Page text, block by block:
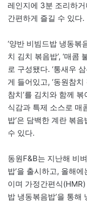
레인지에 3분 조리하
간편하게 즐길 수 있다.
‘양반 비빔드밥 냉동볶
치 김치 볶음밥’, ‘매콤
로 구성됐다. ‘통새우
게 들어있고, ‘동원참치
참치’를 김치와 함께 볶
식감과 특제 소스로 매
밥’은 담백한 계란 볶
수 있다.
동원F&B는 지난해 비
밥’을 출시하고, 올해
이며 가정간편식
밥 냉동볶음밥’을 통해